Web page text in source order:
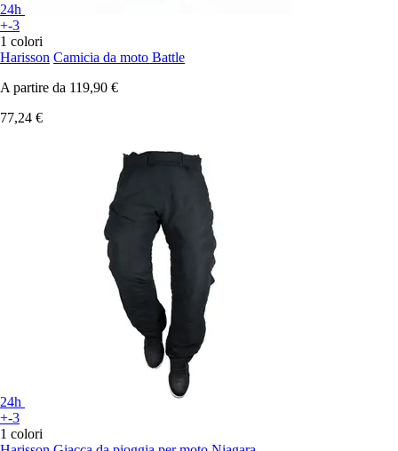
24h
+-3
1 colori
Harisson Camicia da moto Battle
A partire da 119,90 €
77,24 €
24h
+-3
1 colori